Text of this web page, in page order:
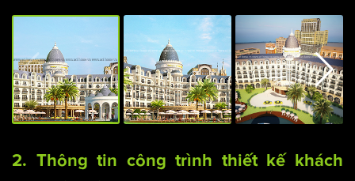
2. Thông tin công trình thiết kế khách